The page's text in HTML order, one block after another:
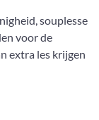
souplesse
voor de
extra les krijgen